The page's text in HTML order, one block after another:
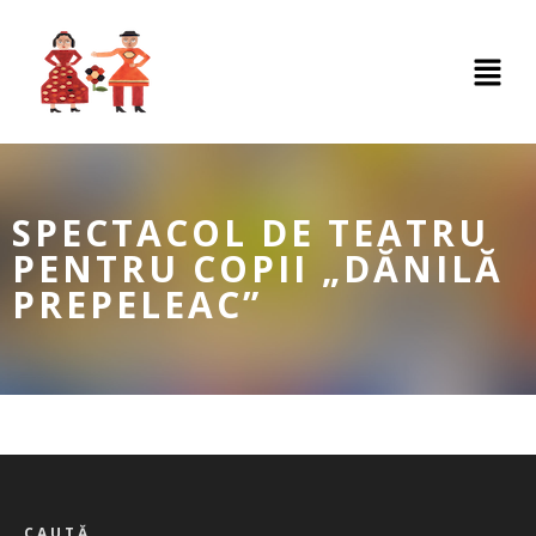
SPECTACOL DE TEATRU
PENTRU COPII „DĂNILĂ
PREPELEAC”